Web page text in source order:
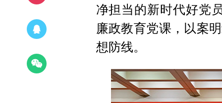
净担当的新时代好党
廉政教育党课，以案
想防线。